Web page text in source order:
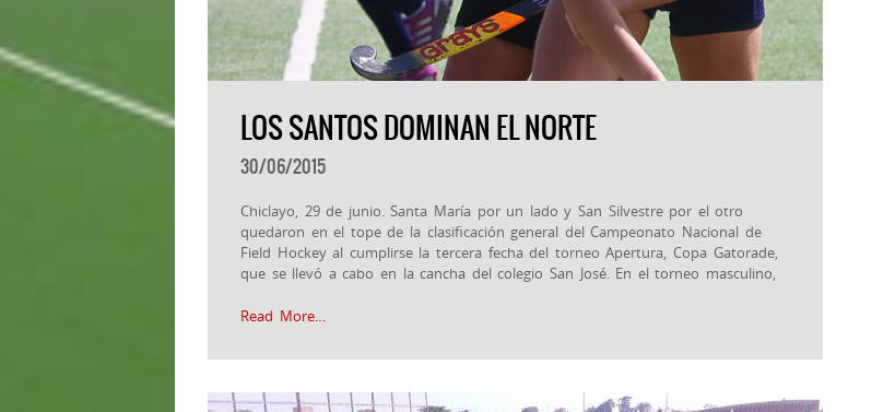
LOS SANTOS DOMINAN EL NORTE
30/06/2015
Chiclayo, 29 de junio. Santa María por un lado y San Silvestre por el otro
quedaron en el tope de la clasificación general del Campeonato Nacional de
Field Hockey al cumplirse la tercera fecha del torneo Apertura, Copa Gatorade,
que se llevó a cabo en la cancha del colegio San José. En el torneo masculino,
Read More…